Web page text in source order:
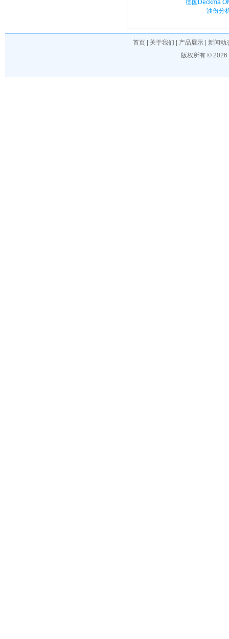
德国Deckma
油份分
首页 关于我们 产品展示
新闻动
版权所有 © 2026